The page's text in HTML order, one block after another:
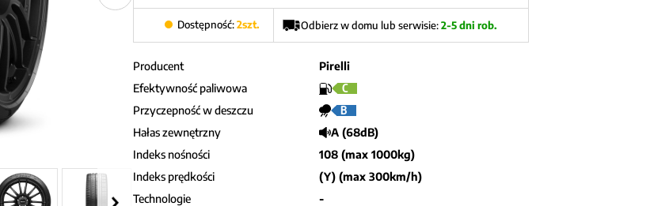
Dostępność:2szt. Odbierz w domu lub serwisie:2-5 dni rob.
Producent
Pirelli
Efektywność paliwowa
C
Przyczepność w deszczu B
Hałas zewnętrzny
A (68dB)
Indeks nośności
108 (max 1000kg)
Indeks prędkości
(Y) (max 300km/h)
Technologie
-